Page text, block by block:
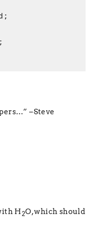
–Steve
H2O, which should